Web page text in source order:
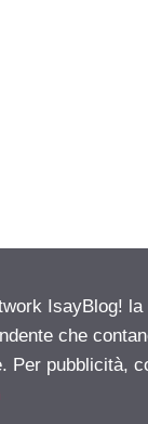
IsayBlog!
che
Per pubblicità,